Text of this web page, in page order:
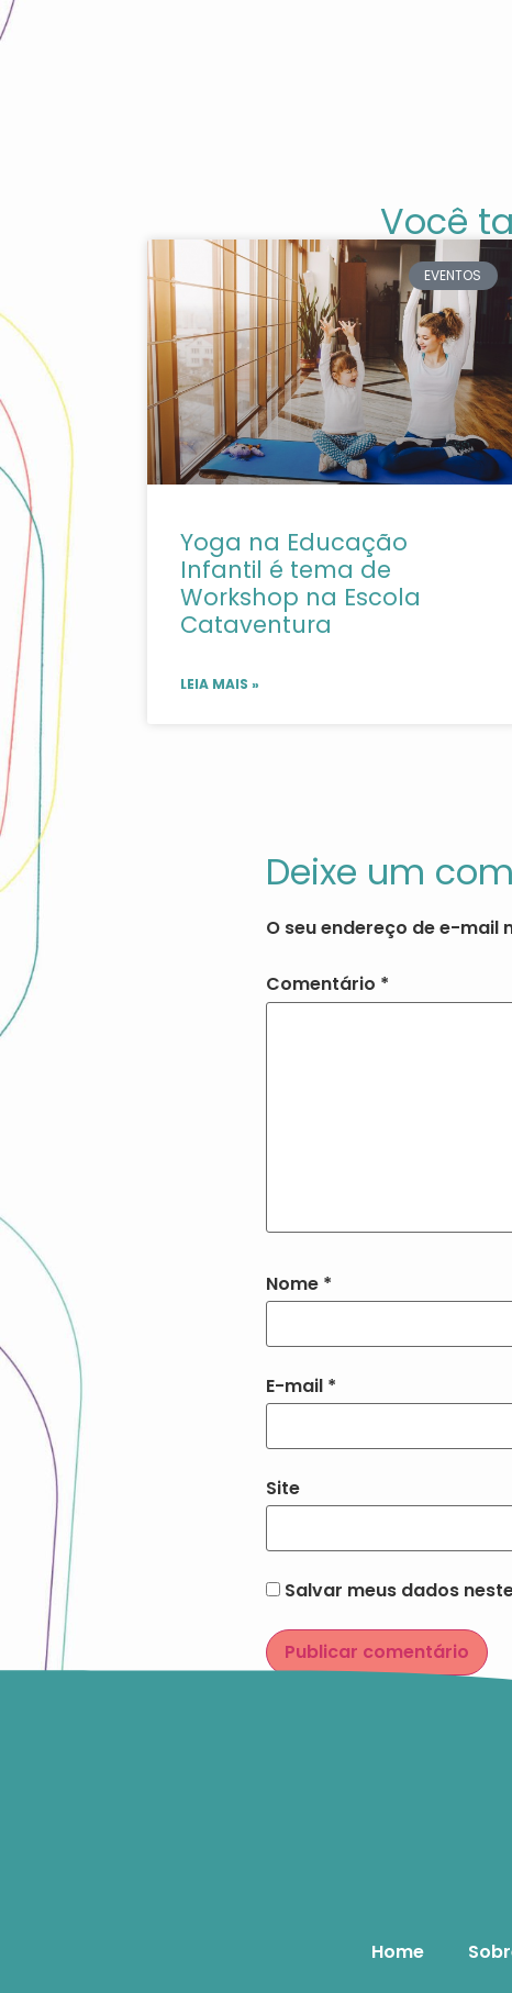
Você
EVENTOS
Yoga na Educação
Infantil é tema de
Workshop na Escola
Cataventura
LEIA MAIS »
Deixe um
O seu endereço de e-mail
Comentário *
Nome *
E-mail *
Site
Salvar meus dados
Home